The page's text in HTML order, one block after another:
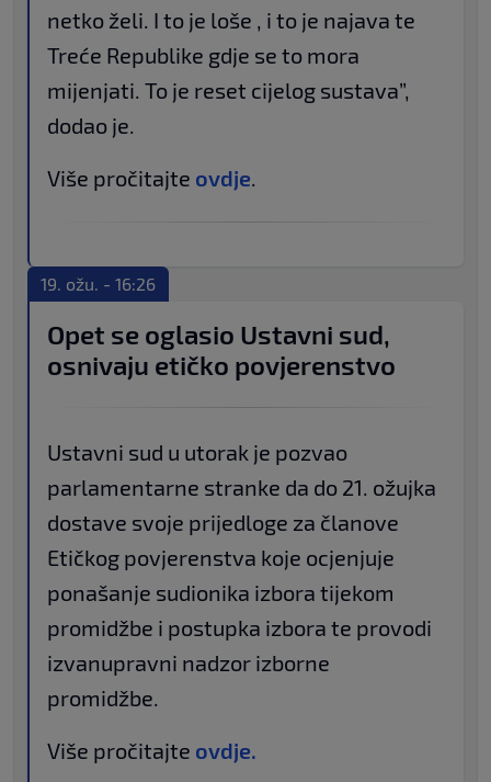
netko želi. I to je loše , i to je najava te
Treće Republike gdje se to mora
mijenjati. To je reset cijelog sustava”,
dodao je.
Više pročitajte ovdje.
19. ožu. - 16:26
Opet se oglasio Ustavni sud,
osnivaju etičko povjerenstvo
Ustavni sud u utorak je pozvao
parlamentarne stranke da do 21. ožujka
dostave svoje prijedloge za članove
Etičkog povjerenstva koje ocjenjuje
ponašanje sudionika izbora tijekom
promidžbe i postupka izbora te provodi
izvanupravni nadzor izborne
promidžbe.
Više pročitajte ovdje.